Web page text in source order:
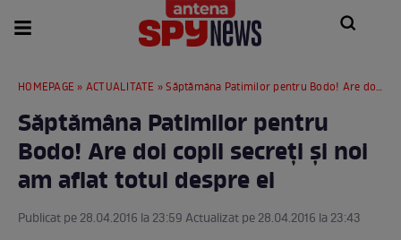
HOMEPAGE » ACTUALITATE » Săptămâna Patimilor pentru Bodo! Are doi copii secreţi şi noi am aflat totul despre ei
Săptămâna Patimilor pentru
Bodo! Are doi copii secreţi şi noi
am aflat totul despre ei
Publicat pe 28.04.2016 la 23:59 Actualizat pe 28.04.2016 la 23:43